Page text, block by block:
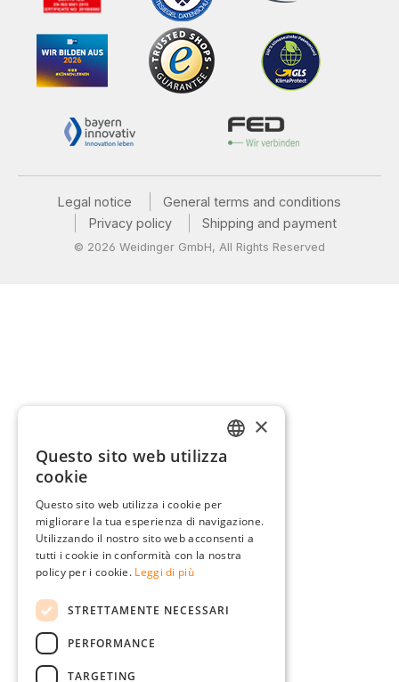
Legal notice
General terms and conditions
Privacy policy
Shipping and payment
© 2026 Weidinger GmbH, All Rights Reserved
FRENCH
ITALIAN
×
Questo sito web utilizza
cookie
Questo sito web utilizza i cookie per
migliorare la tua esperienza di navigazione.
Utilizzando il nostro sito web acconsenti a
tutti i cookie in conformità con la nostra
policy per i cookie. Leggi di più
STRETTAMENTE NECESSARI
PERFORMANCE
TARGETING